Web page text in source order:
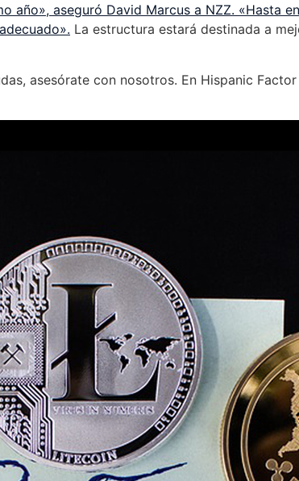
año», aseguró David Marcus a NZZ. «Hasta
La estructura estará destinada a
asesórate con nosotros. En Hispanic